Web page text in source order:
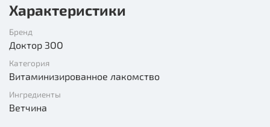
Характеристики
Бренд
Доктор ЗОО
Категория
Витаминизированное лакомство
Ингредиенты
Ветчина